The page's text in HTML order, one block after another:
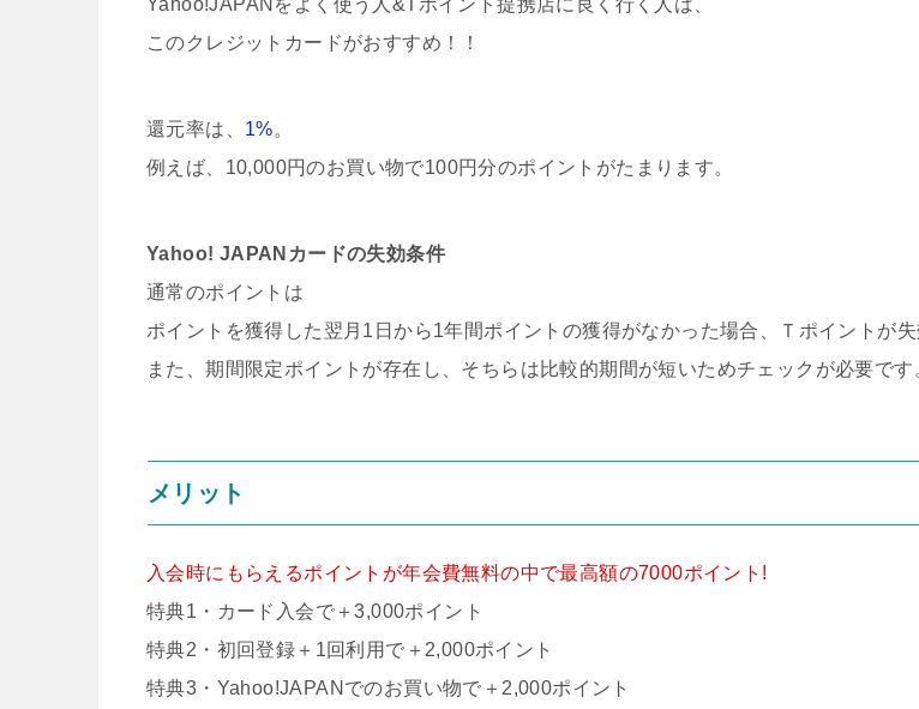
Yahoo!JAPANをよく使う人&Tポイント提携店に良く行く人は、
このクレジットカードがおすすめ！！
還元率は、 1%。
例えば、10,000円のお買い物で100円分のポイントがたまります。
Yahoo! JAPANカードの失効条件
通常のポイントは
ポイントを獲得した翌月1日から1年間ポイントの獲得がなかった場合、Ｔポイントが失
また、期間限定ポイントが存在し、そちらは比較的期間が短いためチェックが必要です
メリット
入会時にもらえるポイントが年会費無料の中で最高額の7000ポイント!
特典1・カード入会で＋3,000ポイント
特典2・初回登録＋1回利用で＋2,000ポイント
特典3・Yahoo!JAPANでのお買い物で＋2,000ポイント